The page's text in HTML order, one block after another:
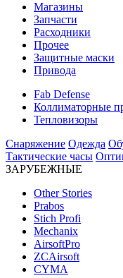
Магазины
Запчасти
Расходники
Прочее
Защитные маски
Привода
Fab Defense
Коллиматорные
Тепловизоры
Снаряжение Одежда
Тактические часы
ЗАРУБЕЖНЫЕ
Other Stories
Prabos
Stich Profi
Mechanix
AirsoftPro
ZCAirsoft
CYMA